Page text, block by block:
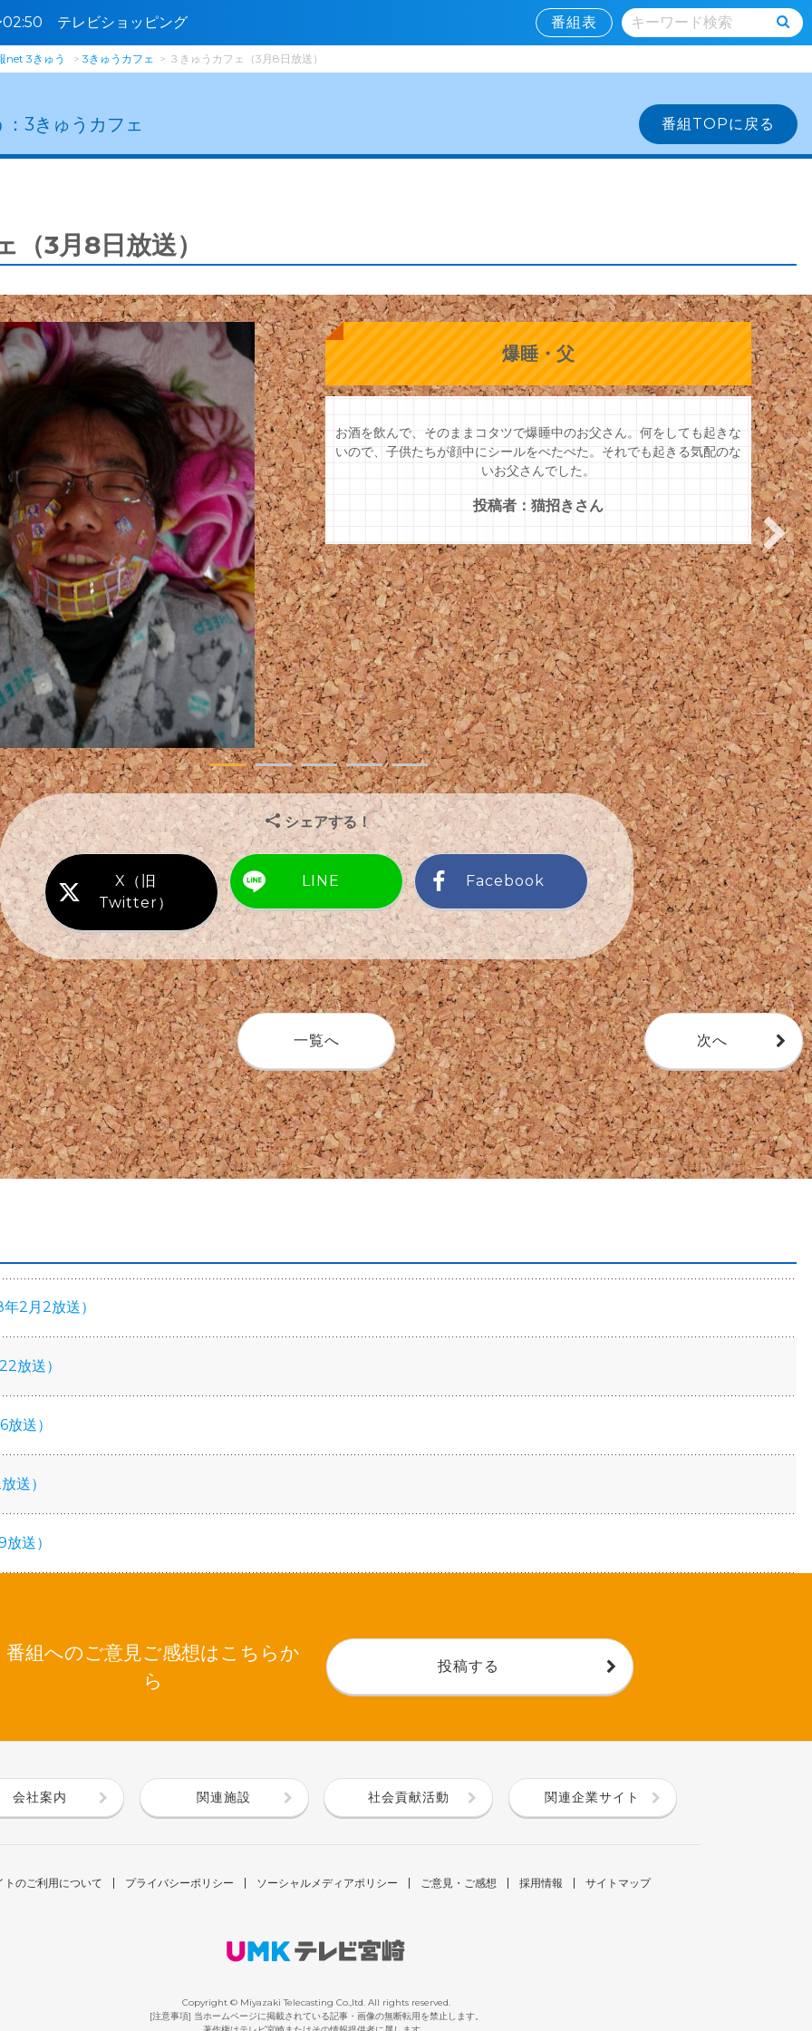
テレビショッピング 番組表
net 3きゅう 3きゅうカフェ ３きゅうカフェ（3月8日放送）
：3きゅうカフェ 番組TOPに戻る
（3月8日放送）
爆睡・次女
あすみちゃん（1歳）
1歳なのに、全く昼寝をしないあすみちゃん。なので、最近は夕飯を食
べている途中でいつもうとうと、食べ終わったらすぐに爆睡。この日
あり。
投稿者：猫招きさん
シェアする！
X（旧
Twitter）
LINE Facebook
一覧へ 次へ
2月2放送）
放送）
送）
送）
送）
番組へのご意見ご感想はこちらか
ら
投稿する
会社案内 関連施設 社会貢献活動 関連企業サイト
トのご利用について プライバシーポリシー ソーシャルメディアポリシー ご意見・ご感想 採用情報 サイトマップ
Copyright © Miyazaki Telecasting Co.,ltd. All rights reserved.
[注意事項] 当ホームページに掲載されている記事・画像の無断転用を禁止します。